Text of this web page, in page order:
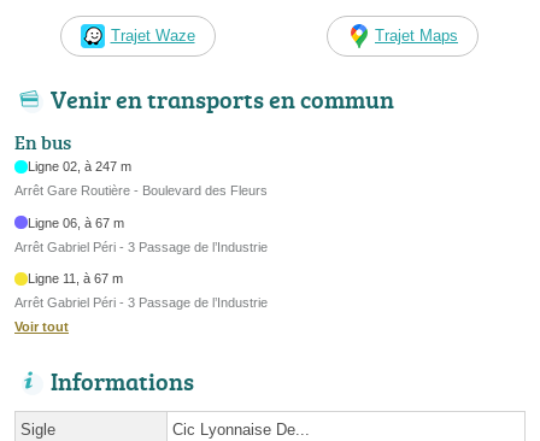
Trajet Waze Trajet Maps
Venir en transports en commun
En bus
Ligne 02, à 247 m
Arrêt Gare Routière - Boulevard des Fleurs
Ligne 06, à 67 m
Arrêt Gabriel Péri - 3 Passage de l’Industrie
Ligne 11, à 67 m
Arrêt Gabriel Péri - 3 Passage de l’Industrie
Voir tout
Informations
Sigle Cic Lyonnaise De...